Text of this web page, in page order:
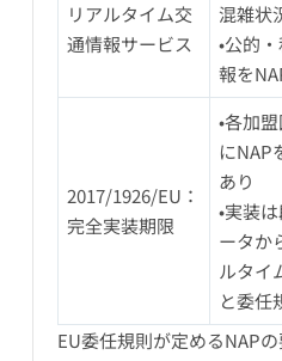
リアルタイム交
通情報サービス
混雑状
•公的
報を
2017/1926/EU：
完全実装期限
•各加
にNAP
あり
•実装
ータか
ルタイ
と委任
EU委任規則が定めるNAP